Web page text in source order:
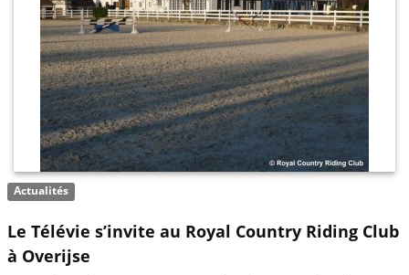
Actualités
Le Télévie s’invite au Royal Country Riding Club
à Overijse